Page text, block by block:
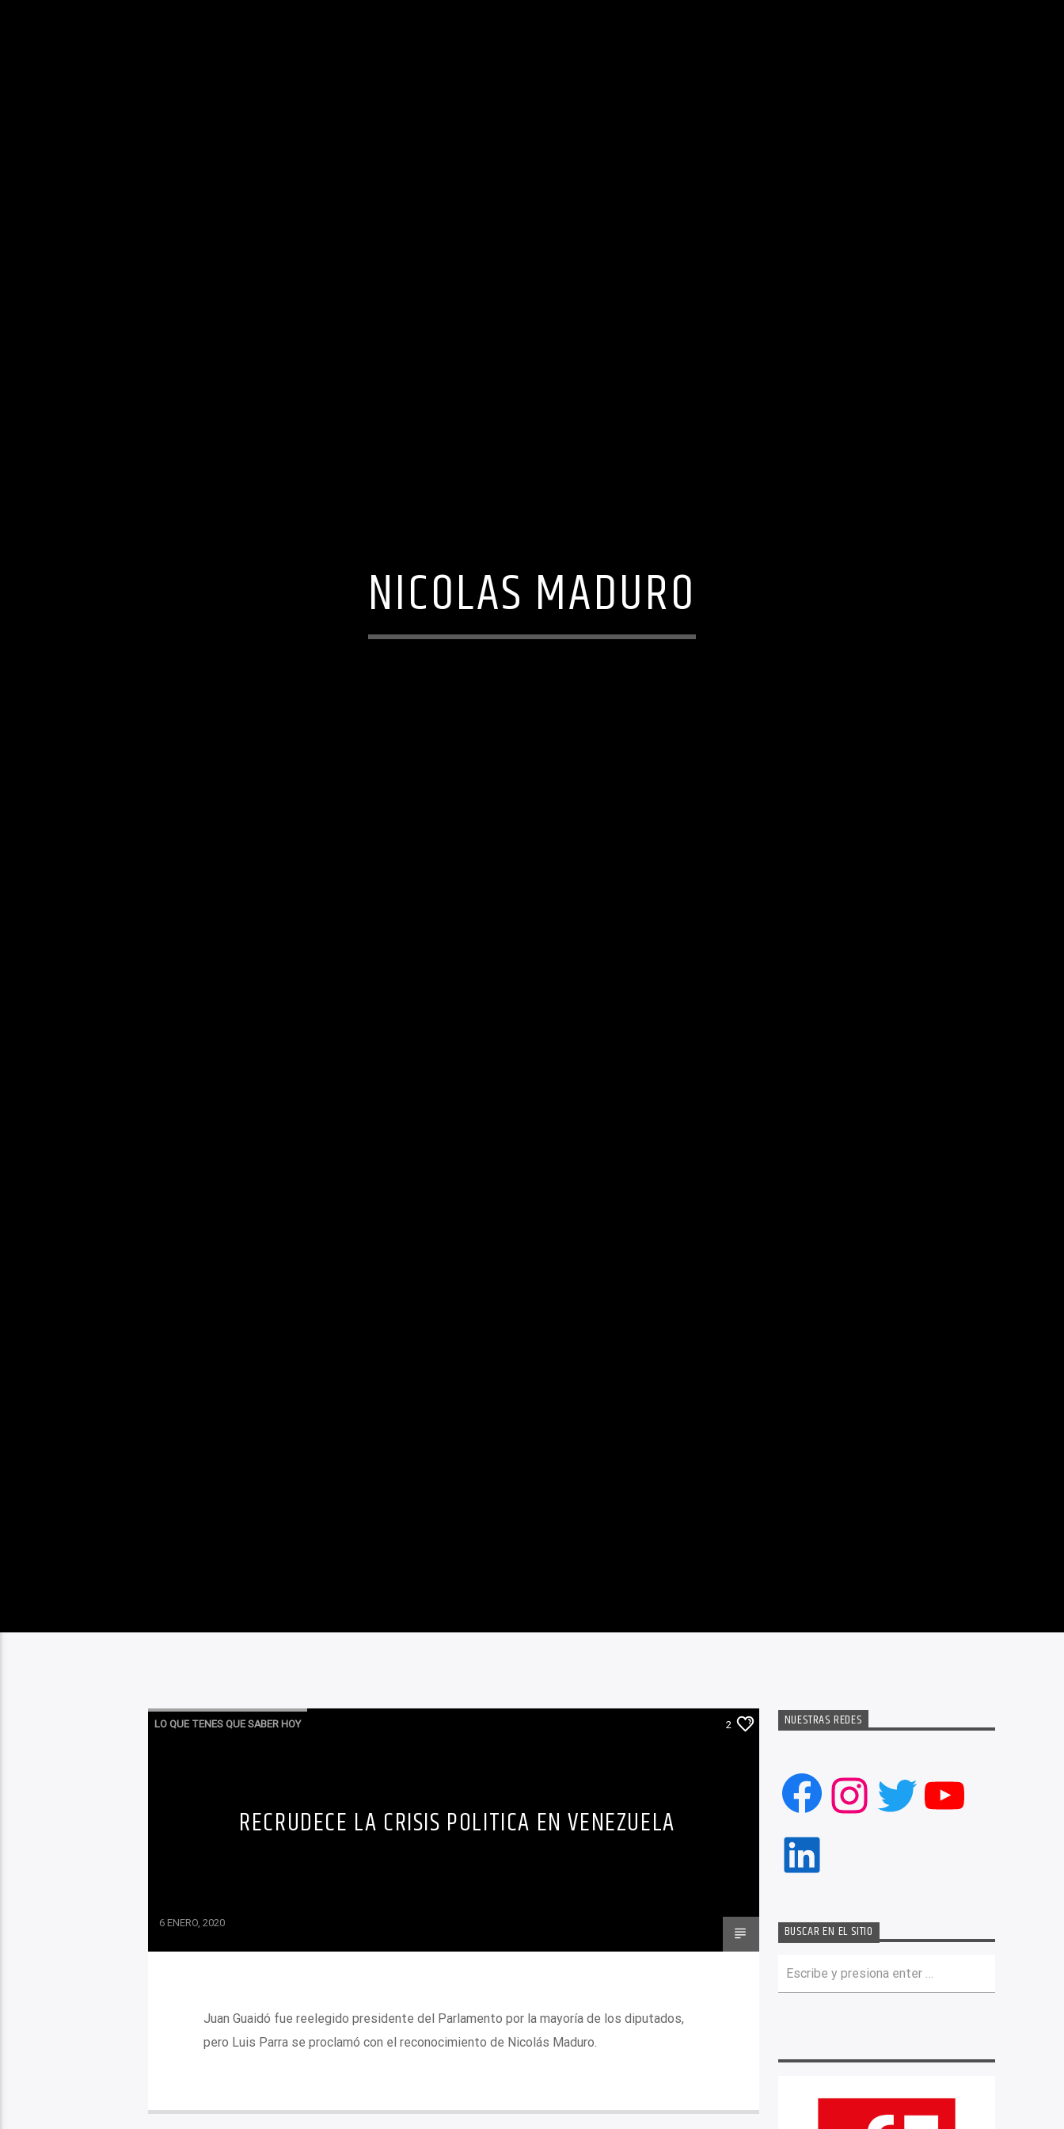
NICOLAS MADURO
LO QUE TENES QUE SABER HOY 2
RECRUDECE LA CRISIS POLITICA EN VENEZUELA
6 ENERO, 2020
Juan Guaidó fue reelegido presidente del Parlamento por la mayoría de los diputados,
pero Luis Parra se proclamó con el reconocimiento de Nicolás Maduro.
NUESTRAS REDES
Facebook
Instagram
Twitter
LinkedIn
BUSCAR EN EL SITIO